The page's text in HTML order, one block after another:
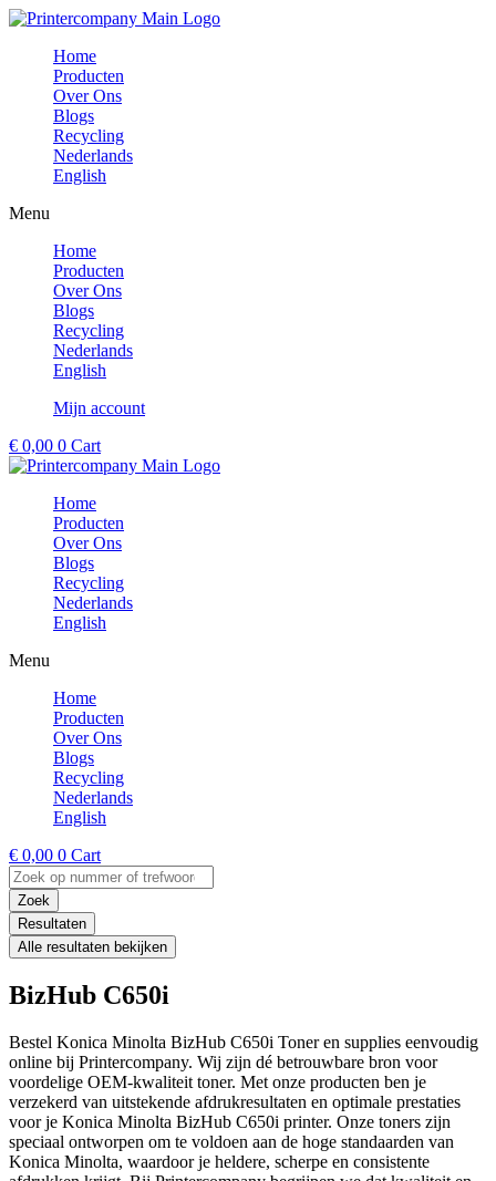
Ga
inhoud
Home
Producten
Over Ons
Blogs
Recycling
Nederlands
English
Menu
Home
Producten
Over Ons
Blogs
Recycling
Nederlands
English
Mijn account
€ 0,00 0 Cart
Home
Producten
Over Ons
Blogs
Recycling
Nederlands
English
Menu
Home
Producten
Over Ons
Blogs
Recycling
Nederlands
English
€ 0,00 0 Cart
Search
...Zoek
Resultaten
Alle resultaten bekijken
BizHub C650i
Bestel Konica Minolta BizHub C650i Toner en supplies eenvoudig
online bij Printercompany. Wij zijn dé betrouwbare bron voor
voordelige OEM-kwaliteit toner. Met onze producten ben je
verzekerd van uitstekende afdrukresultaten en optimale prestaties
voor je Konica Minolta BizHub C650i printer. Onze toners zijn
speciaal ontworpen om te voldoen aan de hoge standaarden van
Konica Minolta, waardoor je heldere, scherpe en consistente